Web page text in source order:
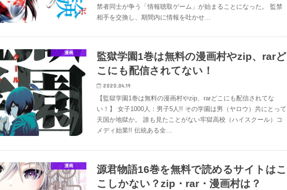
禁者同士が争う「情報聴取ゲーム」が始まることになった。 監禁
相手を交換し、期間内に情報を吐かせ…
漫画
監獄学園1巻は無料の漫画村やzip、rarど
こにも配信されてない！
2020.04.19
【監獄学園1巻は無料の漫画村やzip、rarどこにも配信されてな
い！】 女子1000人：男子5人!! その学園は男（ヤロウ）共にとって
天国か地獄か。 誰も見たことがない牢獄高校（ハイスクール）コ
メディ始業!! 伝統ある全…
漫画
源君物語16巻を無料で読めるサイトはこ
こしかない？zip・rar・漫画村は？